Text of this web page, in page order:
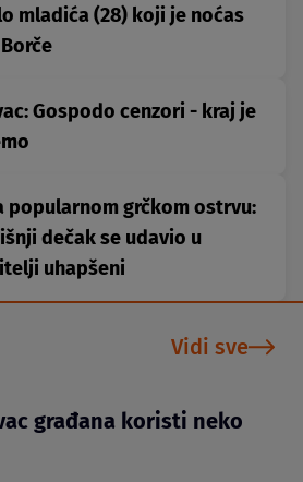
mladića (28) koji je noćas
Gospodo cenzori - kraj je
popularnom grčkom ostrvu:
dečak se udavio u
uhapšeni
Vidi sve
građana koristi neko